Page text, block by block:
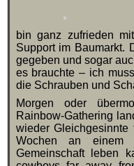
bin ganz zufrieden
Support im Baumarkt.
gegeben und sogar
es brauchte – ich
die Schrauben und
Morgen oder
Rainbow-Gathering
wieder
Wochen an einem
Gemeinschaft leben